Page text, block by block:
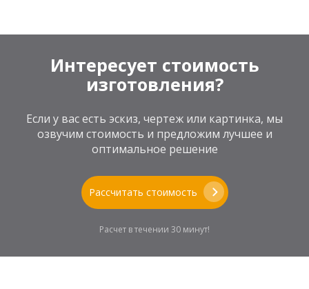
Интересует стоимость
изготовления?
Если у вас есть эскиз, чертеж или картинка, мы
озвучим стоимость и предложим лучшее и
оптимальное решение
Рассчитать стоимость
Расчет в течении 30 минут!